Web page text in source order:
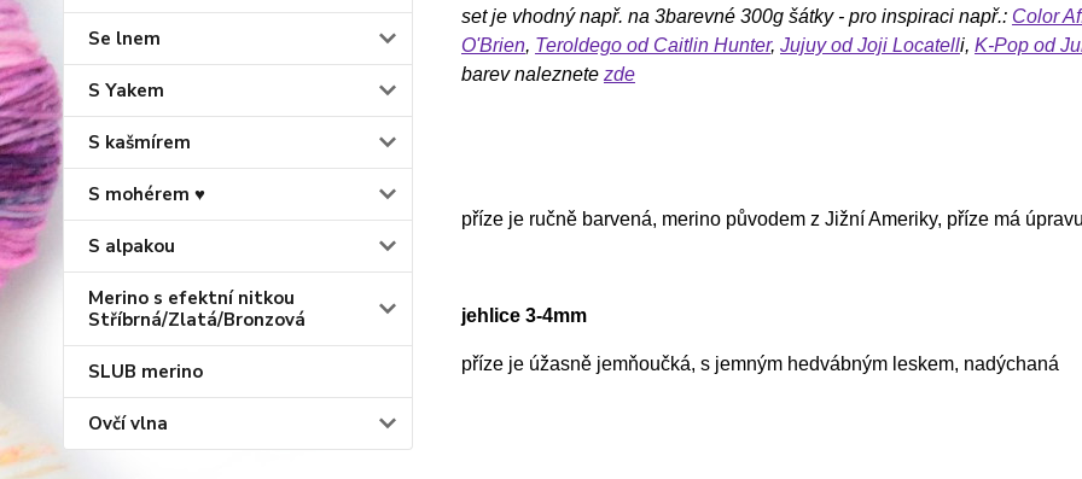
Se lnem
S Yakem
S kašmírem
S mohérem ♥
S alpakou
Merino s efektní nitkou
Stříbrná/Zlatá/Bronzová
SLUB merino
Ovčí vlna
set je vhodný např. na 3barevné 300g šátky - pro inspiraci např.: Color
O'Brien, Teroldego od Caitlin Hunter, Jujuy od Joji Locatelli, K-Pop od
barev naleznete zde
příze je ručně barvená, merino původem z Jižní Ameriky, příze má
jehlice 3-4mm
příze je úžasně jemňoučká, s jemným hedvábným leskem, nadýchaná